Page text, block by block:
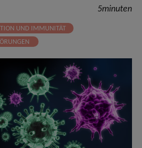
5minuten
UND IMMUNITÄT